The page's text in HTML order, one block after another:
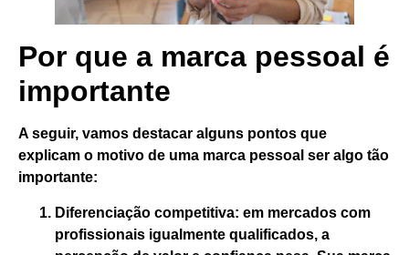
Por que a marca pessoal é
importante
A seguir, vamos destacar alguns pontos que
explicam o motivo de uma marca pessoal ser algo tão
importante:
Diferenciação competitiva: em mercados com
profissionais igualmente qualificados, a